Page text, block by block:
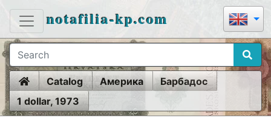
notafilia-kp.com
HomeCatalog Америка
Барбадос
1 dollar, 1973